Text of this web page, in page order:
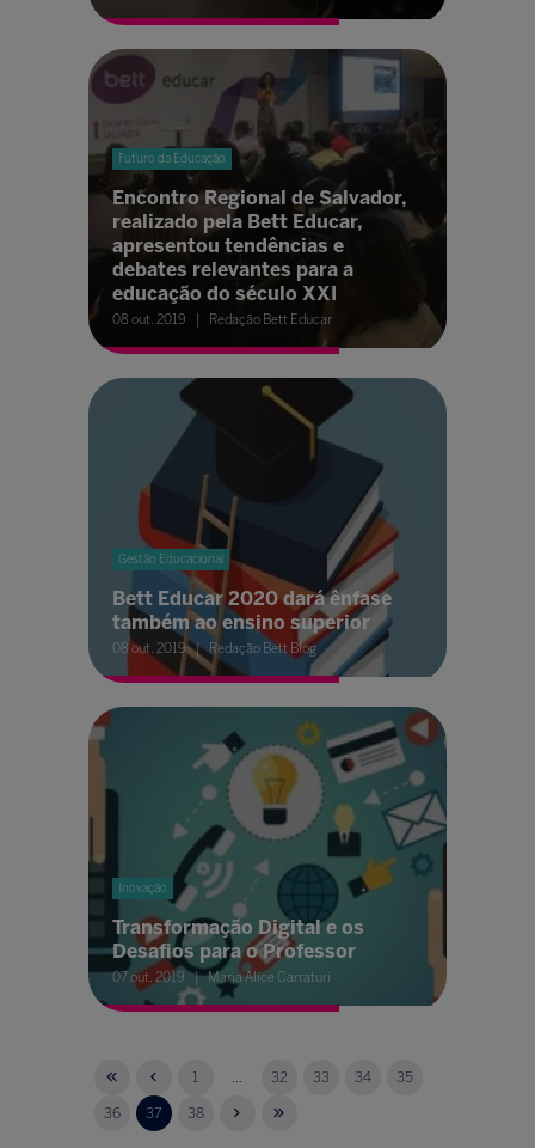
Futuro da Educação
Encontro Regional de Salvador,
realizado pela Bett Educar,
apresentou tendências e
debates relevantes para a
educação do século XXI
08 out. 2019 Redação Bett Educar
Gestão Educacional
Bett Educar 2020 dará ênfase
também ao ensino superior
08 out. 2019 Redação Bett Blog
Inovação
Transformação Digital e os
Desafios para o Professor
07 out. 2019 Maria Alice Carraturi
1 ... 32 33 34 35
36 37 38